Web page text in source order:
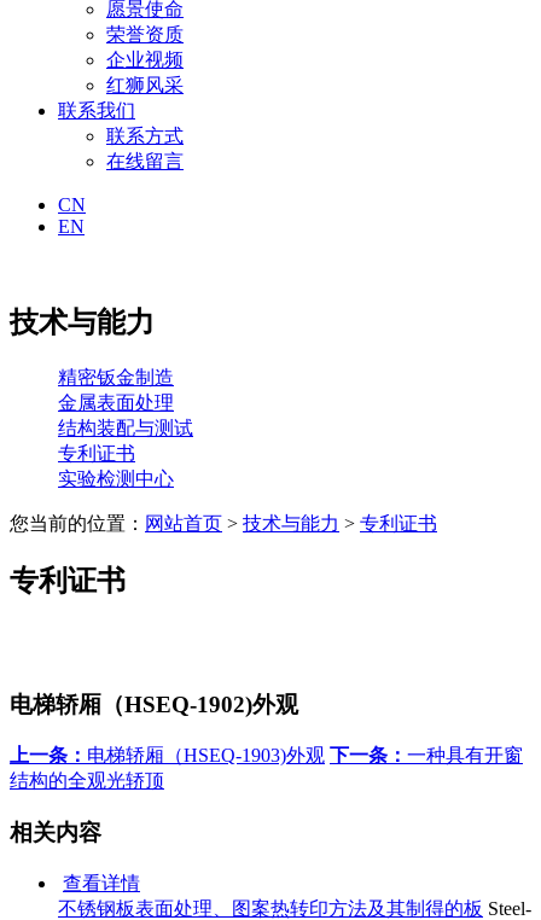
愿景使命
荣誉资质
企业视频
红狮风采
联系我们
联系方式
在线留言
CN
EN
技术与能力
精密钣金制造
金属表面处理
结构装配与测试
专利证书
实验检测中心
您当前的位置： 网站首页 > 技术与能力 > 专利证书
专利证书
电梯轿厢（HSEQ-1902)外观
上一条： 电梯轿厢（HSEQ-1903)外观 下一条： 一种具有开窗
结构的全观光轿顶
相关内容
查看详情
不锈钢板表面处理、图案热转印方法及其制得的板 Steel-